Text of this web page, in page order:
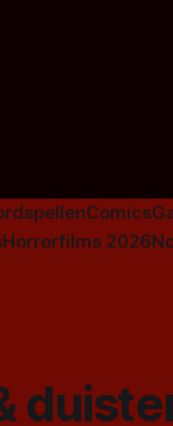
Comics
Horrorfilms 2026